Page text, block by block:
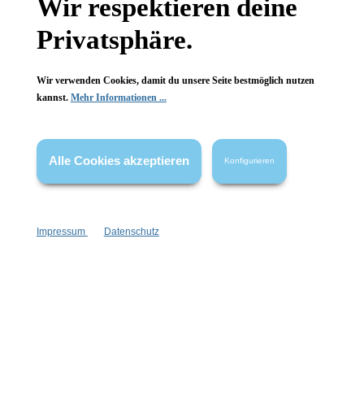
FAQ
Vertrag widerrufen
* Alle Preise inkl. gesetzl. Mehrwertsteuer zzgl.Versandkosten
wenn nicht anders angegeben.
Wir respektieren deine
Privatsphäre.
Wir verwenden Cookies, damit du unsere Seite bestmöglich nutzen
kannst. Mehr Informationen ...
Alle Cookies akzeptieren Konfigurieren
Impressum Datenschutz